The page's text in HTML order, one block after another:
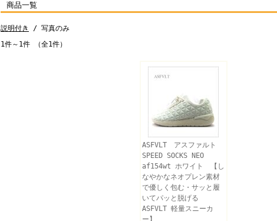
商品一覧
説明付き
/ 写真のみ
1件～1件 （全1件）
ASFVLT アスファルト
SPEED SOCKS NEO
af154wt ホワイト 【し
なやかなネオプレン素材
で優しく包む・サッと履
いてパッと脱げる
ASFVLT 軽量スニーカ
ー】